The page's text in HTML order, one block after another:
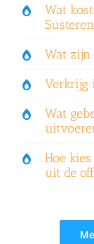
Wat
Wat zijn
Verkrijg
Wat
Hoe
uit de